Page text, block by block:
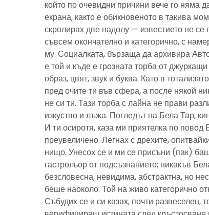
който по очевидни причини вече го няма
екрана, както е обикновеното в такива
скролирах две надолу — известието не
съвсем окончателно и категорично, с
му. Социалката, бързаща да архивира
е той и къде е грозната торба от
образ, цвят, звук и буква. Като в
пред очите ти във сфера, а после някой
не си ти. Тази торба с лайна не прави
изкуство и лъжа. Погледът на Бела Тар,
И ти осиротя, каза ми приятелка по
преувеличено. Легнах с дрехите,
нищо. Унесох се и ми се присъни (пак)
гастрольор от подсъзнанието; никакъв
безсловесна, невидима, абстрактна, но
беше наоколо. Той на живо категорично
Събудих се и си казах, почти развеселен,